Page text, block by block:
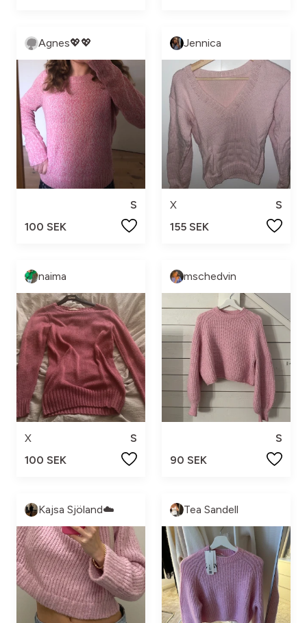
Agnes💖💖
S
100 SEK
Jennica
X
S
155 SEK
naima
X
S
100 SEK
mschedvin
S
90 SEK
Kajsa Sjöland☁️ Tea Sandell